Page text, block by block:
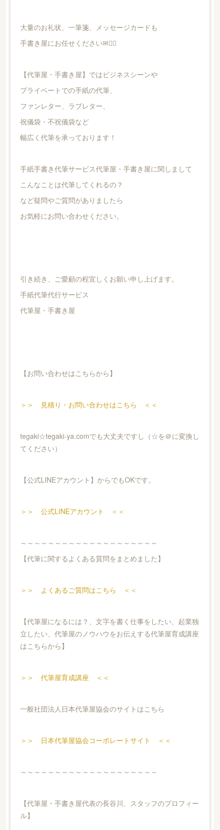
大量のお礼状、一筆箋、メッセージカードも
手書き屋にお任せください✉🙆‍♀️
【代筆屋・手書き屋】ではビジネスシーンや
プライベートでの手紙の代筆、
ファンレター、ラブレター、
祝儀袋・不祝儀袋など
幅広く代筆を承っております！
手紙手書き代筆サービス代筆屋・手書き屋に関しまして
こんなことは代筆してくれるの？
など疑問やご質問がありましたら
お気軽にお問い合わせください。
引き続き、ご愛顧の程宜しくお願い申し上げます。
手紙代筆代行サービス
代筆屋・手書き屋
【お問い合わせはこちらから】
＞＞ 見積り・お問い合わせはこちら ＜＜
tegaki☆tegaki-ya.comでも大丈夫ですし（☆を＠に変換し
てください）
【公式LINEアカウント】からでもOKです。
＞＞ 公式LINEアカウント ＜＜
～～～～～～～～～～～～～～～～～～～～
【代筆に関するよくある質問をまとめました】
＞＞ よくあるご質問はこちら ＜＜
【代筆屋になるには？、文字を書く仕事をしたい、起業独
立したい、代筆屋のノウハウをお伝えする代筆屋育成講座
はこちらから】
＞＞ 代筆屋育成講座 ＜＜
一般社団法人日本代筆屋協会のサイトはこちら
＞＞ 日本代筆屋協会コーポレートサイト ＜＜
～～～～～～～～～～～～～～～～～～～～
【代筆屋・手書き屋代表の長谷川、スタッフのプロフィー
ル】